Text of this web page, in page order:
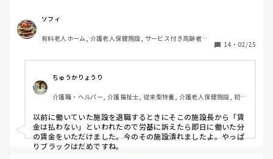
ソフィ
有料老人ホーム, 介護老人保健施設, サービス付き高齢者向
14 ・ 02/25
ちゅうかりょうり
介護職・ヘルパー, 介護福祉士, 従来型特養, 介護老人保健施設, 初任
以前に働いていた施設を退職するときにそこの施設長から「賃
金は払わない」といわれたので労基に訴えたら即日に働いた分
の賃金をいただけました。今のその施設潰れましたよ。やっぱ
りブラックはだめですね。